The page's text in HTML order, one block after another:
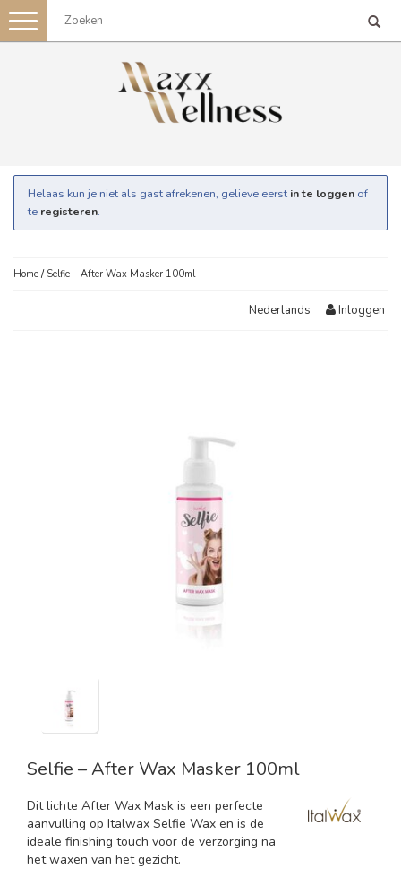
Toggle
navigation
Helaas kun je niet als gast afrekenen, gelieve eerst in te loggen of
te registeren.
Home / Selfie – After Wax Masker 100ml
Nederlands Inloggen
Selfie – After Wax Masker 100ml
Dit lichte After Wax Mask is een perfecte
aanvulling op Italwax Selfie Wax en is de
ideale finishing touch voor de verzorging na
het waxen van het gezicht.